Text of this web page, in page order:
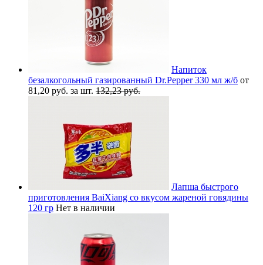
Напиток
безалкогольный газированный Dr.Pepper 330 мл ж/б от
81,20 руб. за шт. 132,23 руб.
Лапша быстрого
приготовления BaiXiang со вкусом жареной говядины
120 гр Нет в наличии